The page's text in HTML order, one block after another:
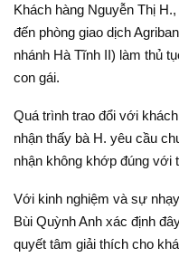
Khách hàng Nguyễn Thị
đến phòng giao dịch
nhánh Hà Tĩnh II) làm thủ
con gái.
Quá trình trao đổi với
nhận thấy bà H. yêu cầu
nhận không khớp đúng với
Với kinh nghiệm và sự
Bùi Quỳnh Anh xác định
quyết tâm giải thích cho